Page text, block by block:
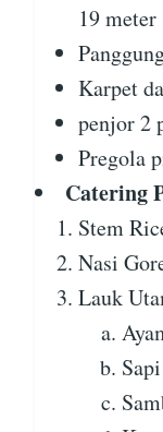
19 meter
Karpet
penjor 2
Pregola
Catering
Stem
Nasi
Lauk